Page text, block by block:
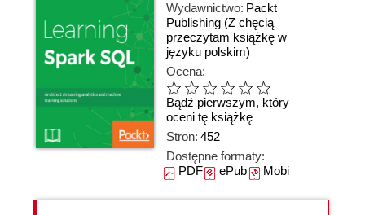
Wydawnictwo: Packt
Publishing (Z chęcią
przeczytam książkę w
języku polskim)
Ocena:
Bądź pierwszym, który
oceni tę książkę
Stron: 452
Dostępne formaty:
PDFePubMobi